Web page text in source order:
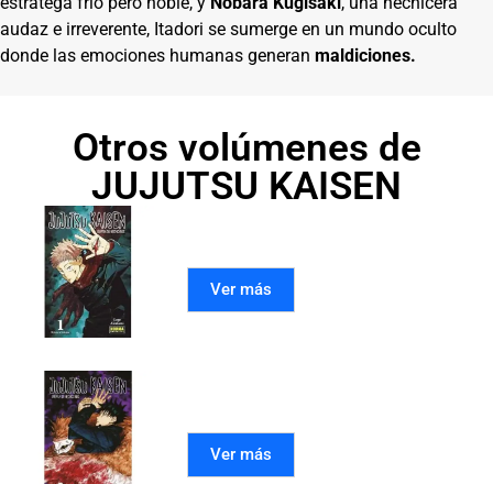
audaz e irreverente, Itadori se sumerge en un mundo oculto
donde las emociones humanas generan maldiciones.
Otros volúmenes de
JUJUTSU KAISEN
Ver más
Ver más